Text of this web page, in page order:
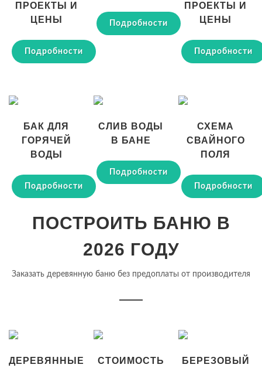
ПРОЕКТЫ И
ЦЕНЫ
Подробности
Подробности
ПРОЕКТЫ И
ЦЕНЫ
Подробности
БАК ДЛЯ
ГОРЯЧЕЙ
ВОДЫ
Подробности
СЛИВ ВОДЫ
В БАНЕ
Подробности
СХЕМА
СВАЙНОГО
ПОЛЯ
Подробности
ПОСТРОИТЬ БАНЮ В
2026 ГОДУ
Заказать деревянную баню без предоплаты от производителя
ДЕРЕВЯННЫЕ
СТОИМОСТЬ
БЕРЕЗОВЫЙ